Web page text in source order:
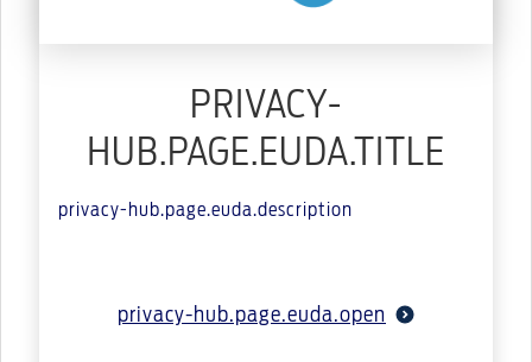
PRIVACY-
HUB.PAGE.EUDA.TITLE
privacy-hub.page.euda.description
privacy-hub.page.euda.open